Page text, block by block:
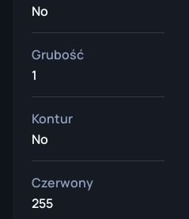
No
Grubość
1
Kontur
No
Czerwony
255